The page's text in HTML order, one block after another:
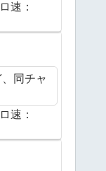
速：
同チャ
速：